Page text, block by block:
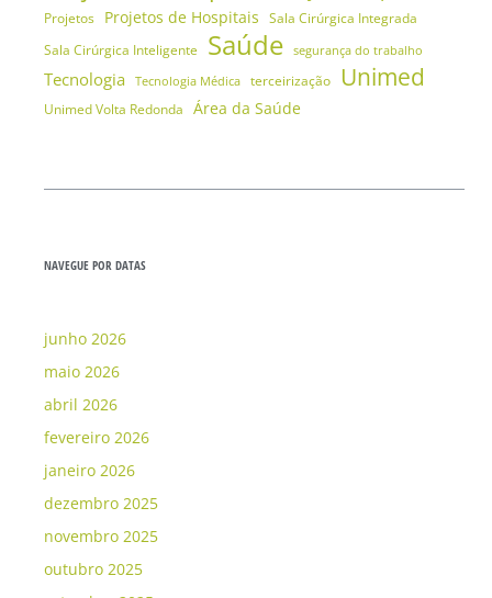
Projetos Projetos de Hospitais Sala Cirúrgica Integrada
Sala Cirúrgica Inteligente
Saúde segurança do trabalho
Tecnologia Tecnologia Médica terceirização Unimed
Unimed Volta Redonda Área da Saúde
NAVEGUE POR DATAS
junho 2026
maio 2026
abril 2026
fevereiro 2026
janeiro 2026
dezembro 2025
novembro 2025
outubro 2025